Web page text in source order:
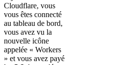
Cloudflare, vous
vous êtes connecté
au tableau de bord,
vous avez vu la
nouvelle icône
appelée « Workers
» et vous avez payé